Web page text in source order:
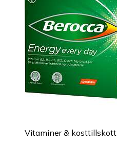
Vitaminer & kosttillskott